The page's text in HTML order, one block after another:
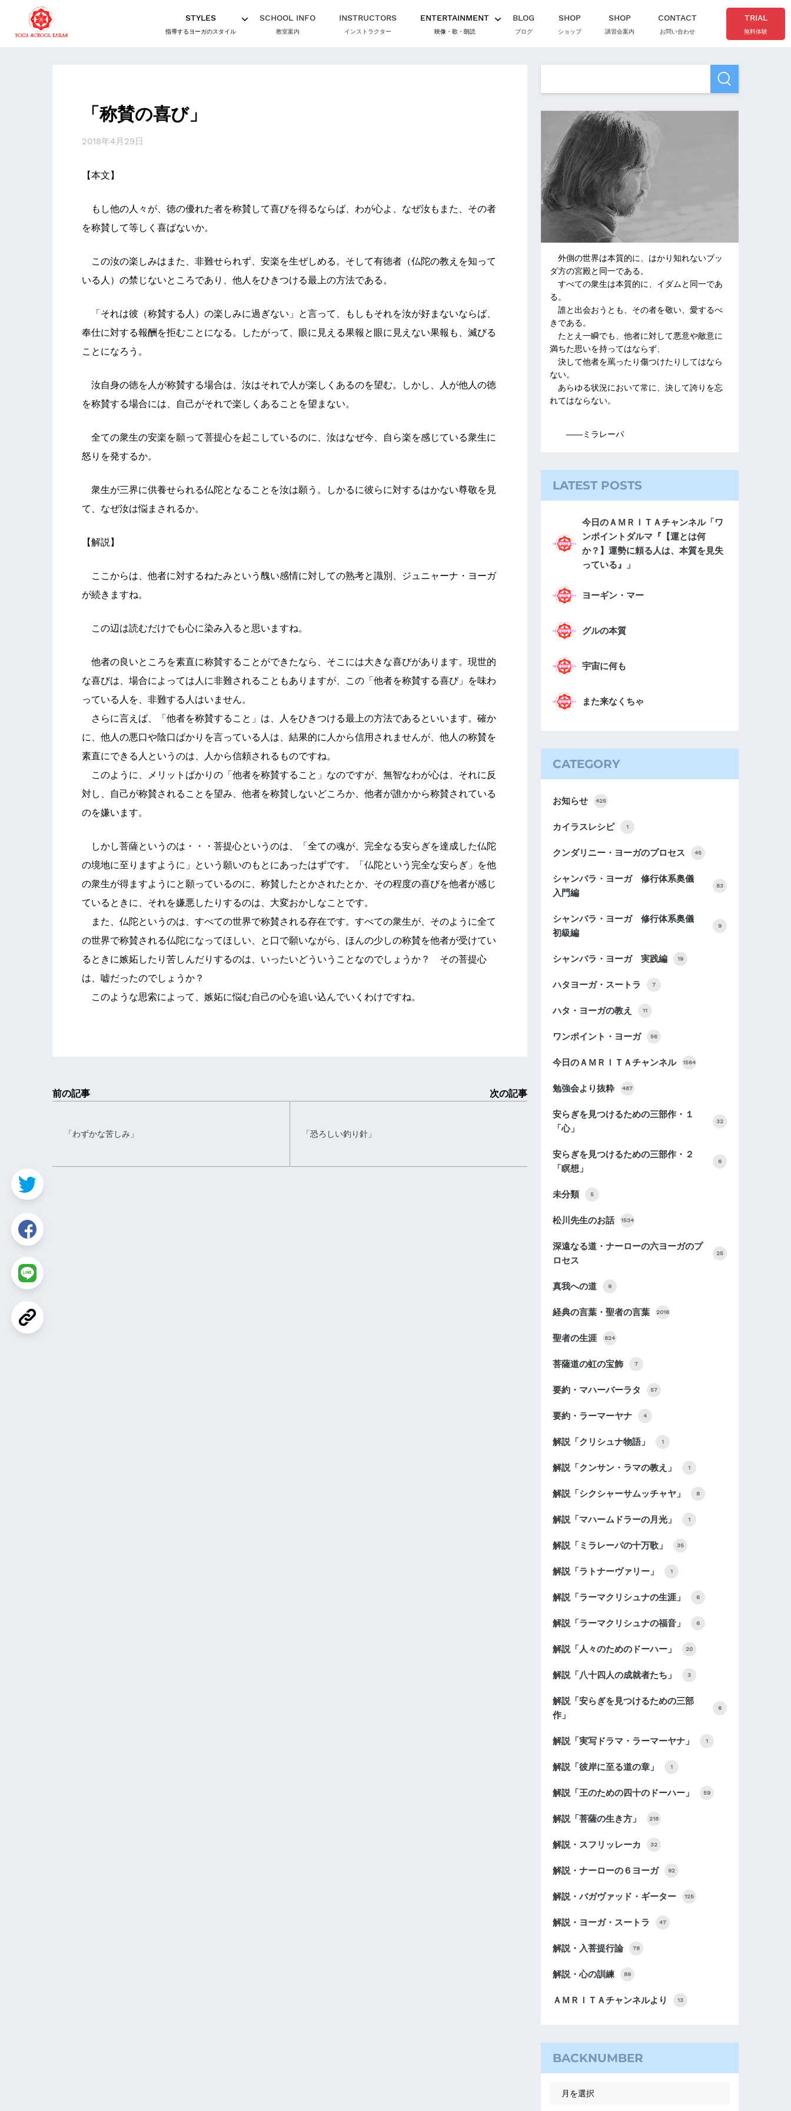
STYLES
指導するヨーガのスタイル
SCHOOL INFO
教室案内
INSTRUCTORS
インストラクター
ENTERTAINMENT
映像・歌・朗読
BLOG
ブログ
SHOP
ショップ
SHOP
講習会案内
CONTACT
お問い合わせ
TRIAL
無料体験
「称賛の喜び」
2018年4月29日
【本文】
もし他の人々が、徳の優れた者を称賛して喜びを得るならば、わが心よ、なぜ汝もまた、その者
を称賛して等しく喜ばないか。
この汝の楽しみはまた、非難せられず、安楽を生ぜしめる。そして有徳者（仏陀の教えを知って
いる人）の禁じないところであり、他人をひきつける最上の方法である。
「それは彼（称賛する人）の楽しみに過ぎない」と言って、もしもそれを汝が好まないならば、
奉仕に対する報酬を拒むことになる。したがって、眼に見える果報と眼に見えない果報も、滅びる
ことになろう。
汝自身の徳を人が称賛する場合は、汝はそれで人が楽しくあるのを望む。しかし、人が他人の徳
を称賛する場合には、自己がそれで楽しくあることを望まない。
全ての衆生の安楽を願って菩提心を起こしているのに、汝はなぜ今、自ら楽を感じている衆生に
怒りを発するか。
衆生が三界に供養せられる仏陀となることを汝は願う。しかるに彼らに対するはかない尊敬を見
て、なぜ汝は悩まされるか。
【解説】
ここからは、他者に対するねたみという醜い感情に対しての熟考と識別、ジュニャーナ・ヨーガ
が続きますね。
この辺は読むだけでも心に染み入ると思いますね。
他者の良いところを素直に称賛することができたなら、そこには大きな喜びがあります。現世的
な喜びは、場合によっては人に非難されることもありますが、この「他者を称賛する喜び」を味わ
っている人を、非難する人はいません。
さらに言えば、「他者を称賛すること」は、人をひきつける最上の方法であるといいます。確か
に、他人の悪口や陰口ばかりを言っている人は、結果的に人から信用されませんが、他人の称賛を
素直にできる人というのは、人から信頼されるものですね。
このように、メリットばかりの「他者を称賛すること」なのですが、無智なわが心は、それに反
対し、自己が称賛されることを望み、他者を称賛しないどころか、他者が誰かから称賛されている
のを嫌います。
しかし菩薩というのは・・・菩提心というのは、「全ての魂が、完全なる安らぎを達成した仏陀
の境地に至りますように」という願いのもとにあったはずです。「仏陀という完全な安らぎ」を他
の衆生が得ますようにと願っているのに、称賛したとかされたとか、その程度の喜びを他者が感じ
ているときに、それを嫌悪したりするのは、大変おかしなことです。
また、仏陀というのは、すべての世界で称賛される存在です。すべての衆生が、そのように全て
の世界で称賛される仏陀になってほしい、と口で願いながら、ほんの少しの称賛を他者が受けてい
るときに嫉妬したり苦しんだりするのは、いったいどういうことなのでしょうか？ その菩提心
は、嘘だったのでしょうか？
このような思索によって、嫉妬に悩む自己の心を追い込んでいくわけですね。
前の記事
「わずかな苦しみ」
次の記事
「恐ろしい釣り針」
外側の世界は本質的に、はかり知れないブッ
ダ方の宮殿と同一である。
すべての衆生は本質的に、イダムと同一であ
る。
誰と出会おうとも、その者を敬い、愛するべ
きである。
たとえ一瞬でも、他者に対して悪意や敵意に
満ちた思いを持ってはならず、
決して他者を罵ったり傷つけたりしてはなら
ない。
あらゆる状況において常に、決して誇りを忘
れてはならない。
――ミラレーパ
LATEST POSTS
今日のＡＭＲＩＴＡチャンネル「ワ
ンポイントダルマ『【運とは何
か？】運勢に頼る人は、本質を見失
っている』」
ヨーギン・マー
グルの本質
宇宙に何も
また来なくちゃ
CATEGORY
お知らせ 425
カイラスレシピ 1
クンダリニー・ヨーガのプロセス 45
シャンバラ・ヨーガ 修行体系奥儀
入門編
83
シャンバラ・ヨーガ 修行体系奥儀
初級編
9
シャンバラ・ヨーガ 実践編 19
ハタヨーガ・スートラ 7
ハタ・ヨーガの教え 11
ワンポイント・ヨーガ 56
今日のＡＭＲＩＴＡチャンネル 1564
勉強会より抜粋 487
安らぎを見つけるための三部作・１
「心」
32
安らぎを見つけるための三部作・２
「瞑想」
6
未分類 5
松川先生のお話 1534
深遠なる道・ナーローの六ヨーガのプ
ロセス
25
真我への道 9
経典の言葉・聖者の言葉 2016
聖者の生涯 824
菩薩道の虹の宝飾 7
要約・マハーバーラタ 57
要約・ラーマーヤナ 4
解説「クリシュナ物語」 1
解説「クンサン・ラマの教え」 1
解説「シクシャーサムッチャヤ」 8
解説「マハームドラーの月光」 1
解説「ミラレーパの十万歌」 35
解説「ラトナーヴァリー」 1
解説「ラーマクリシュナの生涯」 6
解説「ラーマクリシュナの福音」 6
解説「人々のためのドーハー」 20
解説「八十四人の成就者たち」 3
解説「安らぎを見つけるための三部
作」
6
解説「実写ドラマ・ラーマーヤナ」 1
解説「彼岸に至る道の章」 1
解説「王のための四十のドーハー」 59
解説「菩薩の生き方」 218
解説・スフリッレーカ 32
解説・ナーローの６ヨーガ 92
解説・バガヴァッド・ギーター 125
解説・ヨーガ・スートラ 47
解説・入菩提行論 78
解説・心の訓練 89
ＡＭＲＩＴＡチャンネルより 13
BACKNUMBER